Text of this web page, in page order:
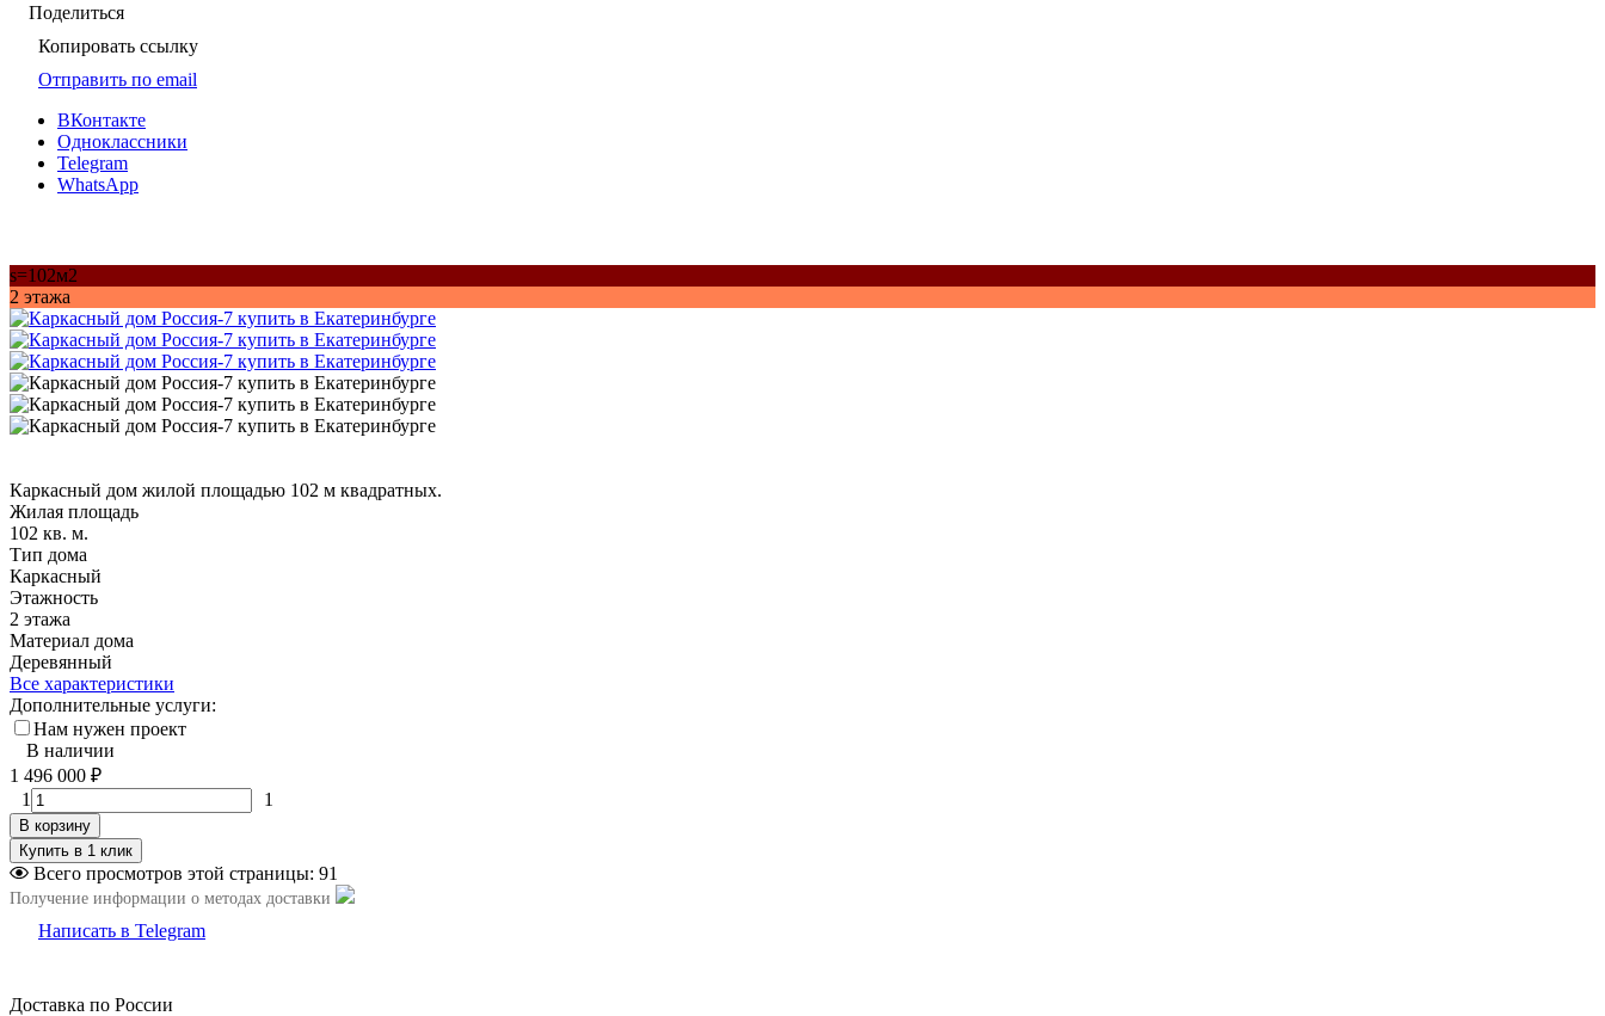
Поделиться
Копировать ссылку
Отправить по email
ВКонтакте
Одноклассники
Telegram
WhatsApp
s=102м2
2 этажа
Каркасный дом жилой площадью 102 м квадратных.
Жилая площадь
102 кв. м.
Тип дома
Каркасный
Этажность
2 этажа
Материал дома
Деревянный
Все характеристики
Дополнительные услуги:
Нам нужен проект
В наличии
1 496 000 ₽
1
1
В корзину
Всего просмотров этой страницы: 91
Получение информации о методах доставки
Написать в Telegram
Доставка по России